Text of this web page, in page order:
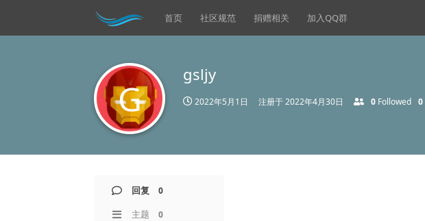
首页 社区规范 捐赠相关 加入QQ群
G
gsljy
2022年5月1日 注册于2022年4月30日 0 Followed 0
回复 0
主题 0